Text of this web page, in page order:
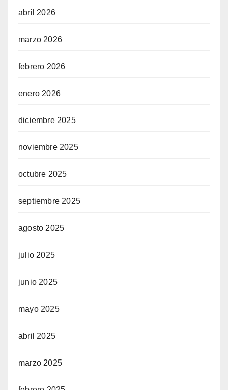
abril 2026
marzo 2026
febrero 2026
enero 2026
diciembre 2025
noviembre 2025
octubre 2025
septiembre 2025
agosto 2025
julio 2025
junio 2025
mayo 2025
abril 2025
marzo 2025